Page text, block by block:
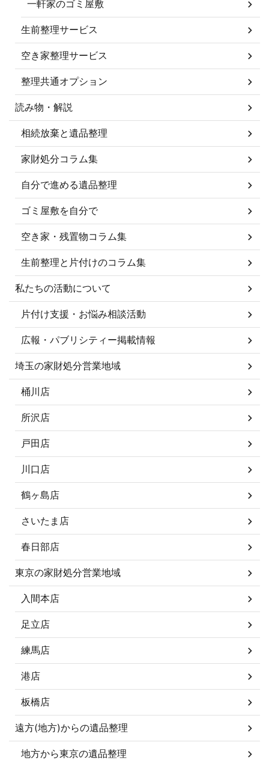
一軒家のゴミ屋敷
生前整理サービス
空き家整理サービス
整理共通オプション
読み物・解説
相続放棄と遺品整理
家財処分コラム集
自分で進める遺品整理
ゴミ屋敷を自分で
空き家・残置物コラム集
生前整理と片付けのコラム集
私たちの活動について
片付け支援・お悩み相談活動
広報・パブリシティー掲載情報
埼玉の家財処分営業地域
桶川店
所沢店
戸田店
川口店
鶴ヶ島店
さいたま店
春日部店
東京の家財処分営業地域
入間本店
足立店
練馬店
港店
板橋店
遠方(地方)からの遺品整理
地方から東京の遺品整理